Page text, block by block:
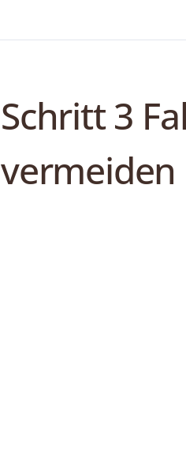
Schritt 3
vermeiden